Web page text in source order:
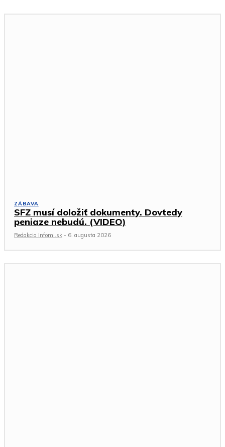
ZÁBAVA
SFZ musí doložiť dokumenty. Dovtedy
peniaze nebudú. (VIDEO)
Redakcia Infomi.sk - 6. augusta 2026